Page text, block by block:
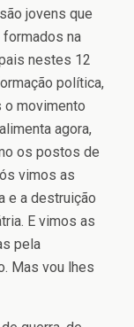
jovens que
na
nestes 12
política,
o movimento
agora,
os postos de
vimos as
e a destruição
E vimos as
pela
Mas vou lhes